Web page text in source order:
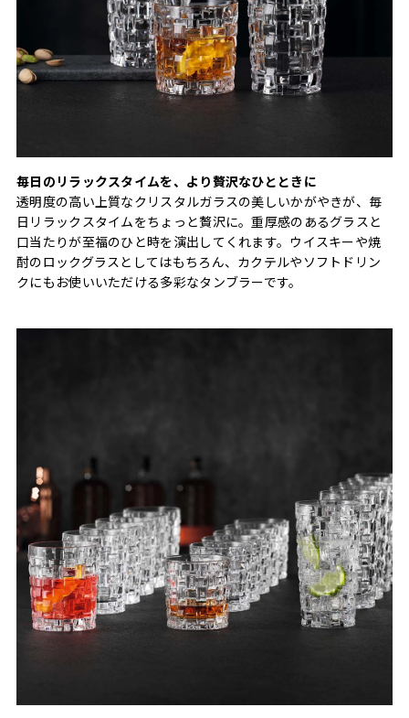
毎日のリラックスタイムを、より贅沢なひとときに
透明度の高い上質なクリスタルガラスの美しいかがやきが、毎
日リラックスタイムをちょっと贅沢に。重厚感のあるグラスと
口当たりが至福のひと時を演出してくれます。ウイスキーや焼
酎のロックグラスとしてはもちろん、カクテルやソフトドリン
クにもお使いいただける多彩なタンブラーです。